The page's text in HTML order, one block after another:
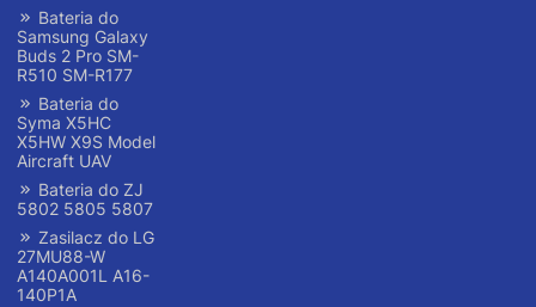
Bateria do
Samsung Galaxy
Buds 2 Pro SM-
R510 SM-R177
Bateria do
Syma X5HC
X5HW X9S Model
Aircraft UAV
Bateria do ZJ
5802 5805 5807
Zasilacz do LG
27MU88-W
A140A001L A16-
140P1A